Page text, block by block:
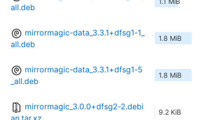
all.deb
mirrormagic-data_3.3.1+dfsg1-1_
all.deb
1.8 MiB
mirrormagic-data_3.3.1+dfsg1-5
_all.deb
1.8 MiB
mirrormagic_3.0.0+dfsg2-2.debi
9.2 KiB